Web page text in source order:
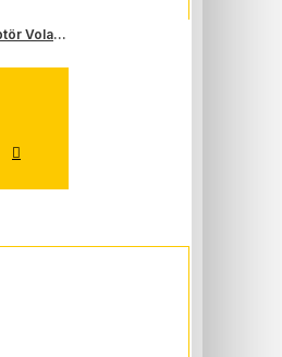
Manyetik Kaptör Volant Sensörü Kablo Soketi Megane 1-2 Clio 1-2 Laguna 1-2 Scenic 1-2 8200673202